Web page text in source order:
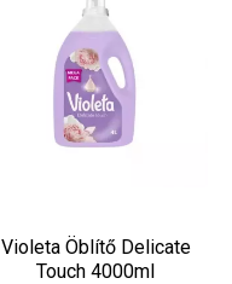
Violeta Öblítő Delicate
Touch 4000ml